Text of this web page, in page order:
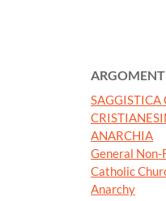
SAGGISTICA
ANARCHIA
General Non-
Catholic
Anarchy